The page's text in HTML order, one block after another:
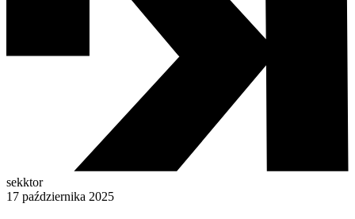
sekktor
17 października 2025